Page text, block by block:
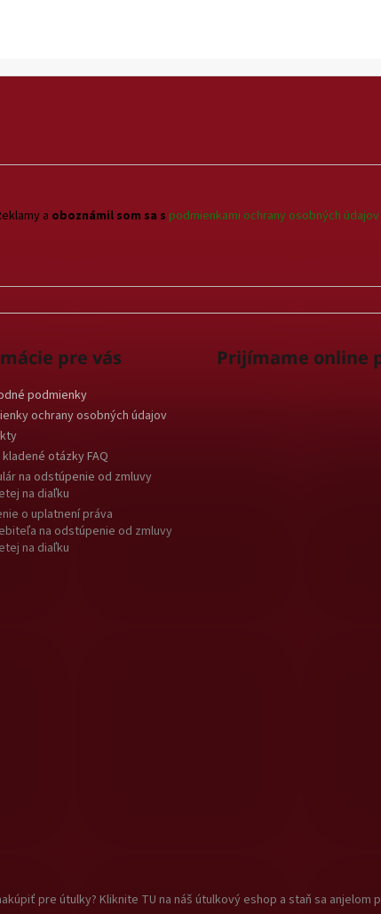
a oboznámil som sa s podmienkami ochrany osobných údajov
pre vás
podmienky
ochrany osobných údajov
otázky FAQ
na odstúpenie od zmluvy
na diaľku
o uplatnení práva
na odstúpenie od zmluvy
na diaľku
Prijímame online
pre útulky? Kliknite TU na náš útulkový eshop a staň sa anjelom